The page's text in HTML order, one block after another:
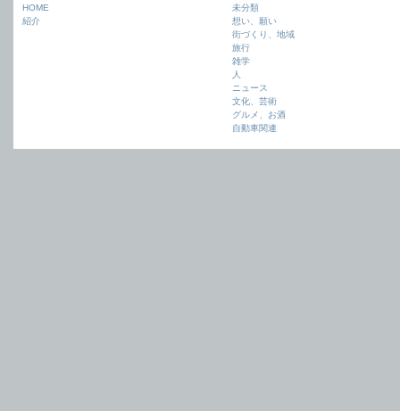
HOME
紹介
未分類
想い、願い
街づくり、地域
旅行
雑学
人
ニュース
文化、芸術
グルメ、お酒
自動車関連